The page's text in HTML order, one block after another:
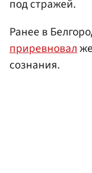
под стражей.
Ранее в
приревновал
сознания.